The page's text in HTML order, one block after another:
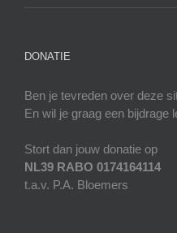
DONATIE
Ben je tevreden over deze
En wil je graag een bijdrage
Stort dan jouw donatie op
NL39 RABO 0174164114
t.a.v. P.A. Bloemers